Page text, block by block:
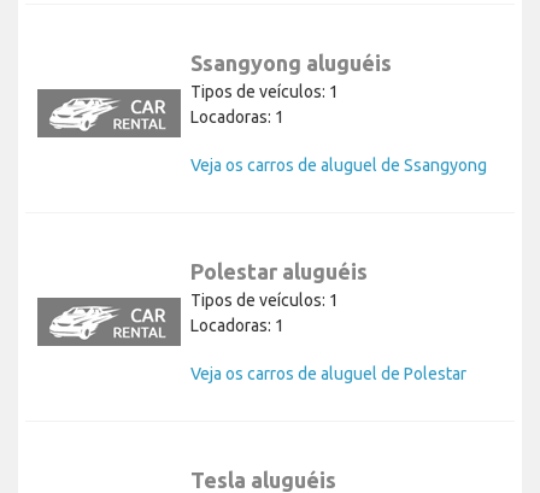
Ssangyong aluguéis
Tipos de veículos: 1
Locadoras: 1
Veja os carros de aluguel de Ssangyong
Polestar aluguéis
Tipos de veículos: 1
Locadoras: 1
Veja os carros de aluguel de Polestar
Tesla aluguéis